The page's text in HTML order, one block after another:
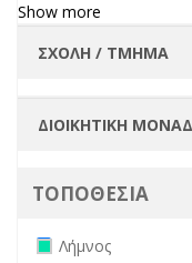
Show more
ΤΟΠΟΘΕΣΙΑ
Remove Λήμνος filter
Λήμνος